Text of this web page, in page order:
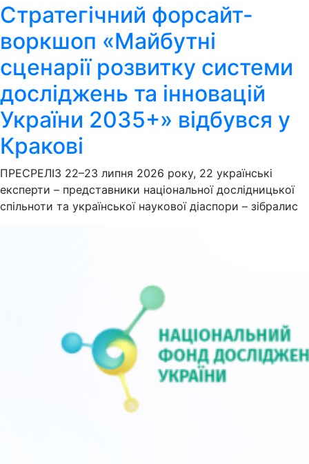
Стратегічний форсайт-
воркшоп «Майбутні
сценарії розвитку системи
досліджень та інновацій
України 2035+» відбувся у
Кракові
ПРЕСРЕЛІЗ 22–23 липня 2026 року, 22 українські
експерти – представники національної дослідницької
спільноти та української наукової діаспори – зібралис